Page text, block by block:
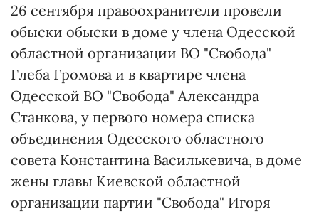
26 сентября правоохранители провели
обыски обыски в доме у члена Одесской
областной организации ВО "Свобода"
Глеба Громова и в квартире члена
Одесской ВО "Свобода" Александра
Станкова, у первого номера списка
объединения Одесского областного
совета Константина Василькевича, в доме
жены главы Киевской областной
организации партии "Свобода" Игоря